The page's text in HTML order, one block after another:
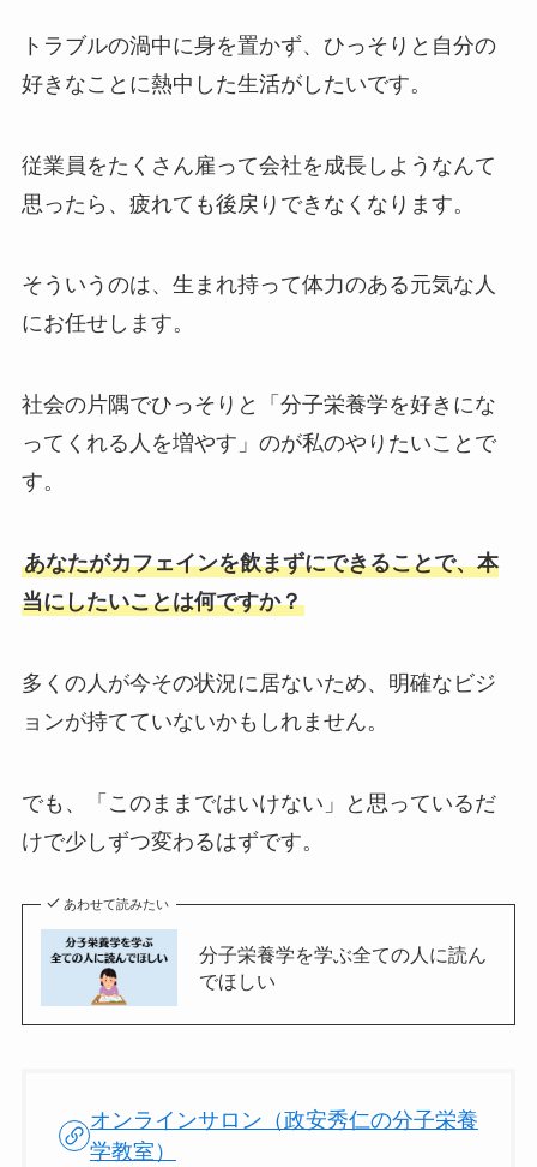
トラブルの渦中に身を置かず、ひっそりと自分の
好きなことに熱中した生活がしたいです。
従業員をたくさん雇って会社を成長しようなんて
思ったら、疲れても後戻りできなくなります。
そういうのは、生まれ持って体力のある元気な人
にお任せします。
社会の片隅でひっそりと「分子栄養学を好きにな
ってくれる人を増やす」のが私のやりたいことで
す。
あなたがカフェインを飲まずにできることで、本
当にしたいことは何ですか？
多くの人が今その状況に居ないため、明確なビジ
ョンが持てていないかもしれません。
でも、「このままではいけない」と思っているだ
けで少しずつ変わるはずです。
あわせて読みたい
分子栄養学を学ぶ全ての人に読ん
でほしい
オンラインサロン（政安秀仁の分子栄養
学教室）